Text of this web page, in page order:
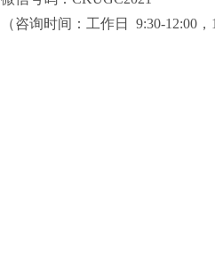
（咨询时间：工作日 9:30-12:00，